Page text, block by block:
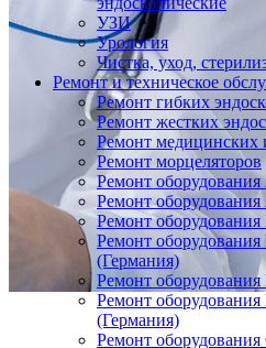
УЗИ
Урология
Чистка, уход,
Ремонт и техническое
Ремонт гибких
Ремонт жестких
Ремонт медицинских
Ремонт морцеляторов
Ремонт
Ремонт
Ремонт
Ремонт
(Германия)
Ремонт
Ремонт
(Германия)
Ремонт